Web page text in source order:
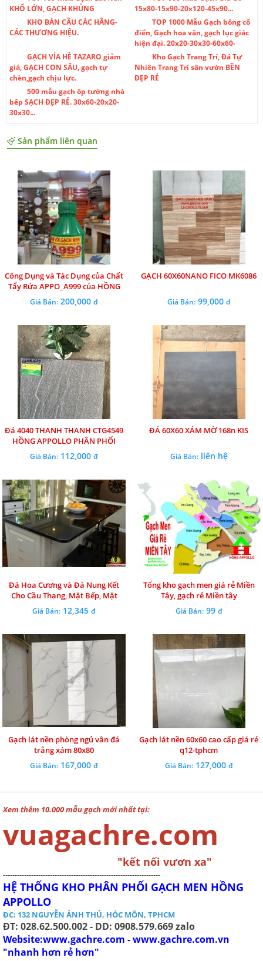
KHỔ LỚN, GẠCH KHỦNG
15x80-15x90-20x120-45x90...
KHO BÀN CẦU CÁC HÃNG-
CÁC THƯƠNG HIỆU.
TOP 1000 Mẫu Gạch bông cổ
điển, Gạch hoa văn, gạch lục giác
hiện đại. 20x20-30x30-60x60-
GẠCH VỈA HÈ TAZARO giảm
giá, GẠCH CON SÂU, gạch tự
chèn,gạch chịu lực.
Kho Gạch Trang Trí, Đá Tự
Nhiên Trang Trí sân vườn BỀN
ĐẸP RẺ
500 mẫu gạch ốp tường nhà
bếp SẠCH ĐẸP RẺ. 30x60-20x20-
30x30...
Sản phẩm liên quan
Công Dụng và Tác Dụng của Chất
Tẩy Rửa APPO_A999 của HỒNG
APPOLLO
Giá Bán: 200,000đ
GẠCH 60X60NANO FICO MK6086
Giá Bán:99,000 đ
Đá 4040 THANH THANH CTG4549
HỒNG APPOLLO PHÂN PHỐI
Giá Bán: 112,000đ
ĐÁ 60X60 XÁM MỜ 168n KIS
Giá Bán:liên hệ
Đá Hoa Cương và Đá Nung Kết
Cho Cầu Thang, Mặt Bếp, Mặt
Tiền, Tam Cấp
Giá Bán: 12,345đ
Tổng kho gạch men giá rẻ Miền
Tây, gạch rẻ Miền tây
Giá Bán:99 đ
Gạch lát nền phòng ngủ vân đá
trắng xám 80x80
Giá Bán: 167,000đ
Gạch lát nền 60x60 cao cấp giá rẻ
q12-tphcm
Giá Bán:127,000 đ
Xem thêm 10.000 mẫu gạch mới nhất tại:
vuagachre.com
"kết nối vươn xa"
-------------------------------------------------------------------
HỆ THỐNG KHO PHÂN PHỐI GẠCH MEN HỒNG
APPOLLO
ĐC: 132 NGUYỄN ẢNH THỦ, HÓC MÔN, TPHCM
ĐT: 028.62.500.002 - DD: 0908.579.669 zalo
Website:www.gachre.com - www.gachre.com.vn
"nhanh hơn rẻ hơn"